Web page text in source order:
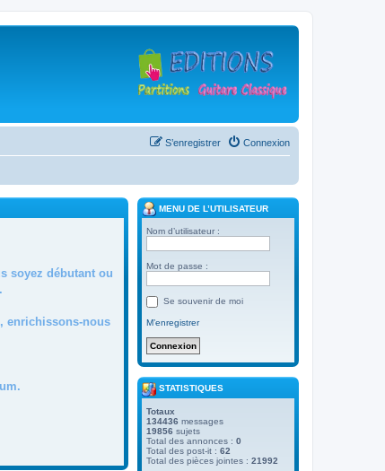
Connexion
S’enregistrer
soyez débutant ou
enrichissons-nous
MENU DE L’UTILISATEUR
Nom d’utilisateur :
Mot de passe :
Se souvenir de moi
M’enregistrer
STATISTIQUES
Totaux
134436 messages
19856 sujets
Total des annonces : 0
Total des post-it : 62
Total des pièces jointes : 21992